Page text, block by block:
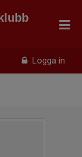
Logga in